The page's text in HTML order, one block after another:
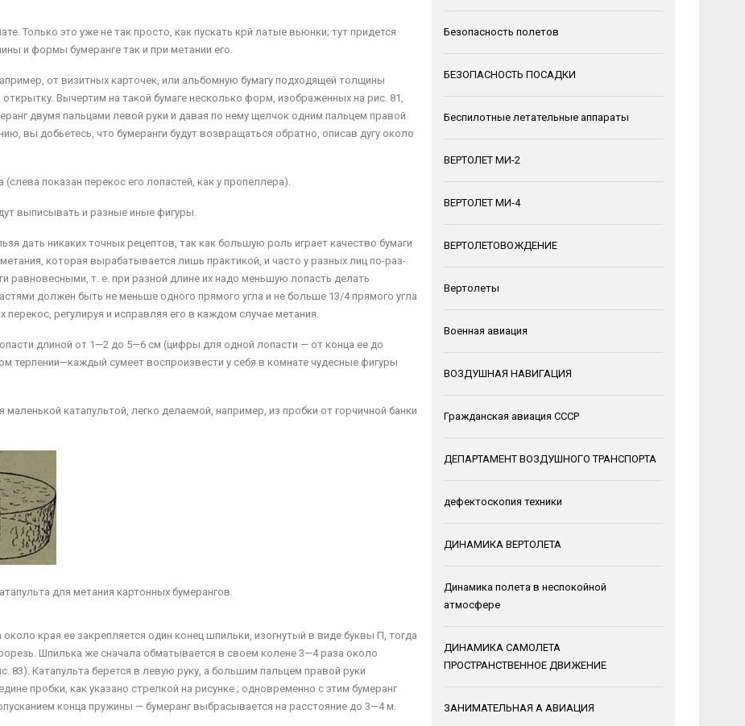
Только это уже не так просто, как пускать крй латые вьюнки; тут придется
и формы бумеранге так и при метании его.
от визитных карточек, или альбомную бумагу подходящей толщины
Вычертим на такой бумаге несколько форм, изображенных на рис. 81,
двумя пальцами левой руки и давая по нему щелчок одним пальцем правой
вы добьетесь, что бумеранги будут возвращаться обратно, описав дугу около
(слева по­казан перекос его лопастей, как у пропеллера).
выписывать и раз­ные иные фигуры.
дать никаких точных рецептов, так как большую роль играет качество бумаги
которая вырабаты­вается лишь практикой, и часто у разных лиц по-раз­
равновесными, т. е. при разной длине их надо мень­шую лопасть делать
должен быть не меньше одного прямого угла и не больше 13/4 прямого угла
перекос, регулируя и исправляя его в каждом случае метания.
длиной от 1—2 до 5—6 см (цифры для одной лопа­сти — от конца ее до
терпении—каждый сумеет воспроиз­вести у себя в комнате чудесные фигуры
катапультой, легко делаемой, например, из пробки от горчичной банки
для метания картонных бумерангов.
края ее закрепляется один конец шпильки, изогнутый в виде буквы П, тогда
Шпилька же сначала обматывается в своем колене 3—4 раза около
83). Катапульта берется в левую руку, а большим пальцем правой руки
пробки, как указано стрелкой на ри­сунке ; одновременно с этим бумеранг
конца пружины — бумеранг выбрасывается на расстояние до 3—4 м.
Безопасность полетов
БЕЗОПАСНОСТЬ ПОСАДКИ
Беспилотные летательные аппараты
ВЕРТОЛЕТ МИ-2
ВЕРТОЛЕТ МИ-4
ВЕРТОЛЕТОВОЖДЕНИЕ
Вертолеты
Военная авиация
ВОЗДУШНАЯ НАВИГАЦИЯ
Гражданская авиация СССР
ДЕПАРТАМЕНТ ВОЗДУШНОГО ТРАНСПОРТА
дефектоскопия техники
ДИНАМИКА ВЕРТОЛЕТА
Динамика полета в неспокойной
атмосфере
ДИНАМИКА САМОЛЕТА
ПРОСТРАНСТВЕННОЕ ДВИЖЕНИЕ
ЗАНИМАТЕЛЬНАЯ А АВИАЦИЯ